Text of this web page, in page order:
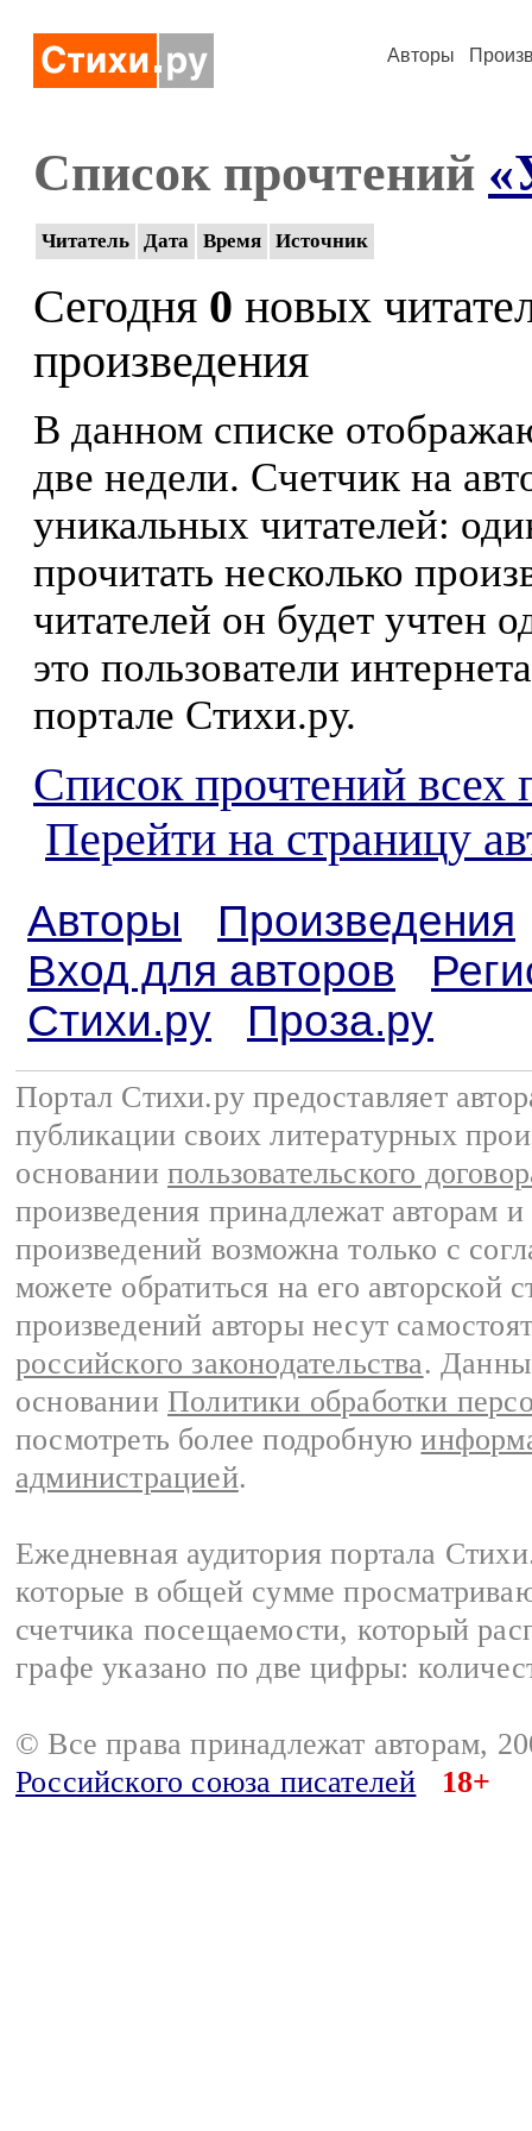
Авторы
Список прочтений
Читатель Дата Время Источник
Сегодня 0 новых
произведения
В данном списке
две недели. Счетчик на
уникальных читателей:
прочитать несколько
читателей он будет учтен
это пользователи
портале Стихи.ру.
Список прочтений всех
Перейти на страницу
Авторы
Произведения
Вход для авторов
Стихи.ру
Проза.ру
Портал Стихи.ру предоставляет
публикации своих литературных
основании пользовательского
произведения принадлежат авторам
произведений возможна только с
можете обратиться на его авторской
произведений авторы несут
российского законодательства.
основании Политики обработки
посмотреть более подробную
администрацией.
Ежедневная аудитория портала
которые в общей сумме
счетчика посещаемости, который
графе указано по две цифры:
© Все права принадлежат авторам,
Российского союза писателей
18+